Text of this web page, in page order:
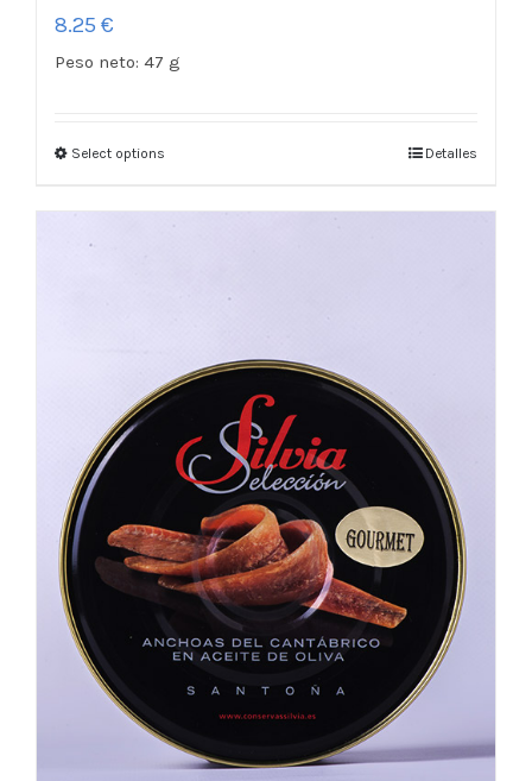
8.25 €
Peso neto: 47 g
Select options Detalles